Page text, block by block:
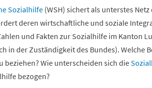
Sozialhilfe(WSH) sichert als unterstes
deren wirtschaftliche und soziale
und Fakten zur Sozialhilfe im Kanton
in der Zuständigkeit des Bundes). Welche
beziehen? Wie unterscheiden sich die
bezogen?